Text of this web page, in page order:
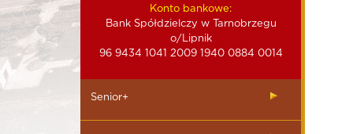
Konto bankowe:
Bank Spółdzielczy w Tarnobrzegu
o/Lipnik
96 9434 1041 2009 1940 0884 0014
Senior+